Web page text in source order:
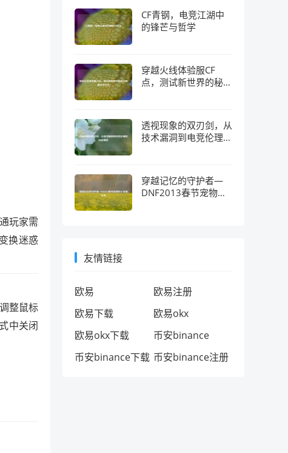
玩家需
换迷惑
整鼠标
中关闭
CF青钢，电竞江湖中
的锋芒与哲学
穿越火线体验服CF
点，测试新世界的秘钥
透视现象的双刃剑，从
技术漏洞到电竞伦理的
穿越记忆的守护者—
DNF2013春节宠物的
友情链接
欧易
欧易注册
欧易下载
欧易okx
欧易okx下载
币安binance
币安binance下载 币安binance注册